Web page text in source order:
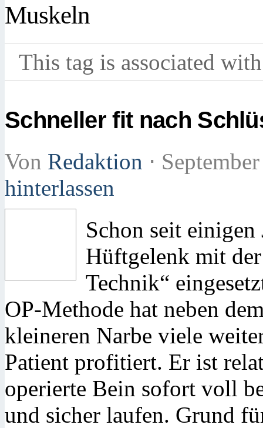
Muskeln
This tag is associated
Schneller fit nach
Von Redaktion ⋅
hinterlassen
Schon seit
Hüftgelenk mit
Technik“
OP-Methode hat neben
kleineren Narbe viele
Patient profitiert. Er ist
operierte Bein sofort voll
und sicher laufen. Grund